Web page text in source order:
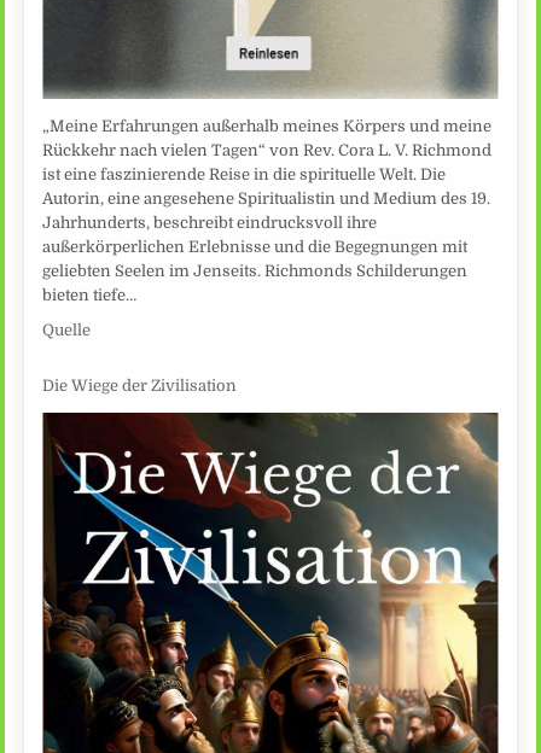
„Meine Erfahrungen außerhalb meines Körpers und meine
Rückkehr nach vielen Tagen“ von Rev. Cora L. V. Richmond
ist eine faszinierende Reise in die spirituelle Welt. Die
Autorin, eine angesehene Spiritualistin und Medium des 19.
Jahrhunderts, beschreibt eindrucksvoll ihre
außerkörperlichen Erlebnisse und die Begegnungen mit
geliebten Seelen im Jenseits. Richmonds Schilderungen
bieten tiefe…
Quelle
Die Wiege der Zivilisation